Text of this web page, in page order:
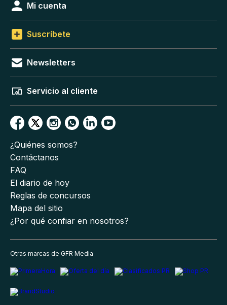
Mi cuenta
Suscríbete
Newsletters
Servicio al cliente
¿Quiénes somos?
Contáctanos
FAQ
El diario de hoy
Reglas de concursos
Mapa del sitio
¿Por qué confiar en nosotros?
Otras marcas de GFR Media